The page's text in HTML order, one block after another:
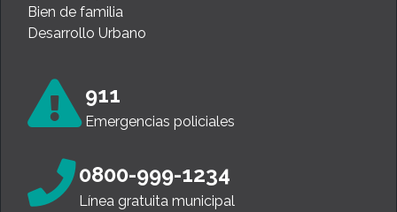
Bien de familia
Desarrollo Urbano
911
Emergencias policiales
0800-999-1234
Línea gratuita municipal